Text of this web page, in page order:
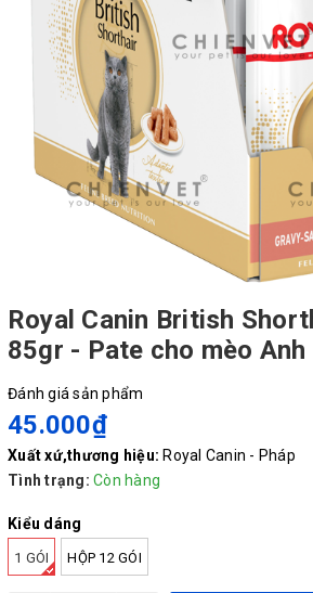
Royal Canin British
85gr - Pate cho mèo Anh
Đánh giá sản phẩm
45.000₫
Xuất xứ,thương hiệu: Royal Canin - Pháp
Tình trạng: Còn hàng
Kiểu dáng
1 GÓI HỘP 12 GÓI